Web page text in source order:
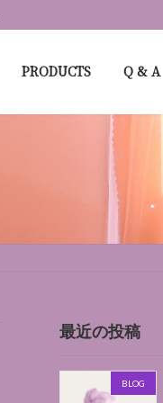
PRODUCTS Q & A
最近の投稿
BLOG